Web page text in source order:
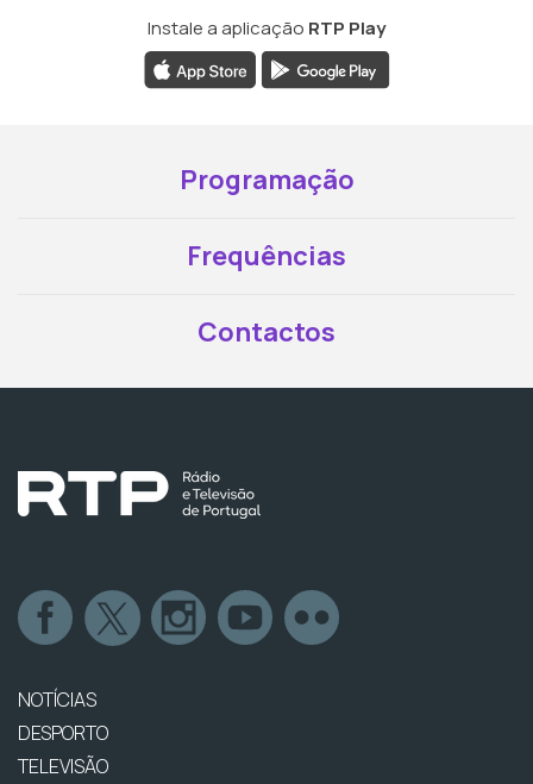
Instale a aplicação RTP Play
Programação
Frequências
Contactos
NOTÍCIAS
DESPORTO
TELEVISÃO